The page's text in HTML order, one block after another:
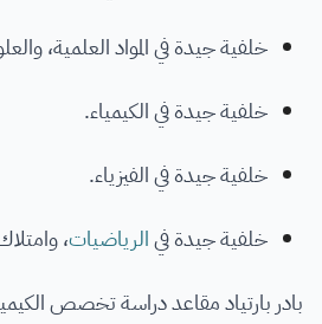
خلفية جيدة في المواد العلمية،
خلفية جيدة في الكيمياء.
خلفية جيدة في الفيزياء.
خلفية جيدة فيالرياضيات،
بادر بارتياد مقاعد دراسة تخصص